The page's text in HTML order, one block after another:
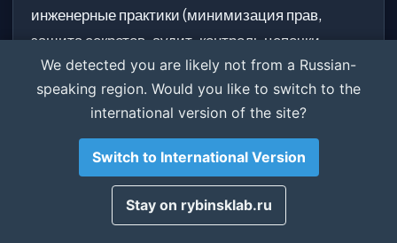
We detected you are likely not from a Russian-
speaking region. Would you like to switch to the
international version of the site?
Switch to International Version
Stay on rybinsklab.ru
инженерные практики (минимизация прав,
защита секретов, аудит, контроль цепочки
поставки) являются базой, которая почти всегда
требуется и помогает пройти проверки.
Рекомендованный workflow
для команд разработки
Cookie и уведомление
Сайт использует cookie. Статьи носят
справочный характер и не заменяют
полноценный аудит проекта.